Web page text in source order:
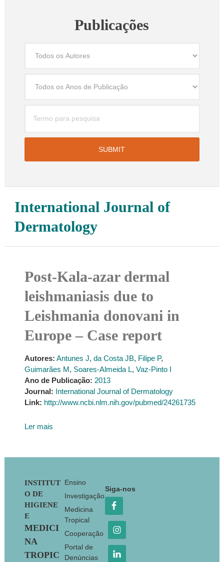
Publicações
International Journal of
Dermatology
Post-Kala-azar dermal
leishmaniasis due to
Leishmania donovani in
Europe – Case report
Autores: Antunes J, da Costa JB, Filipe P,
Guimarães M, Soares-Almeida L, Vaz-Pinto I
Ano de Publicação: 2013
Journal: International Journal of Dermatology
Link: http://www.ncbi.nlm.nih.gov/pubmed/24261735
Ler mais
Footer
INSTITUT
O DE
HIGIENE
E
MEDICI
NA
TROPIC
Ensino
Investigação
Medicina
Tropical
Cooperação
Portal de
Denúncias
Siga-nos